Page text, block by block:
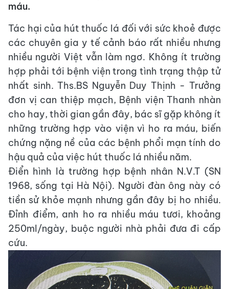
máu.
Tác hại của hút thuốc lá đối với sức khoẻ được
các chuyên gia y tế cảnh báo rất nhiều nhưng
nhiều người Việt vẫn làm ngơ. Không ít trường
hợp phải tới bệnh viện trong tình trạng thập tử
nhất sinh. Ths.BS Nguyễn Duy Thịnh - Trưởng
đơn vị can thiệp mạch, Bệnh viện Thanh nhàn
cho hay, thời gian gần đây, bác sĩ gặp không ít
những trường hợp vào viện vì ho ra máu, biến
chứng nặng nề của các bệnh phổi mạn tính do
hậu quả của việc hút thuốc lá nhiều năm.
Điển hình là trường hợp bệnh nhân N.V.T (SN
1968, sống tại Hà Nội). Người đàn ông này có
tiền sử khỏe mạnh nhưng gần đây bị ho nhiều.
Đỉnh điểm, anh ho ra nhiều máu tươi, khoảng
250ml/ngày, buộc người nhà phải đưa đi cấp
cứu.